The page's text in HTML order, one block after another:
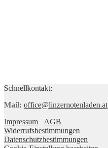
Schnellkontakt:
Mail: office@linzernotenladen.at
Impressum
AGB
Widerrufsbestimmungen
Datenschutzbestimmungen